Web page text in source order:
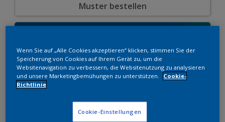
Muster bestellen
Produkteigenschaften
Produktcode NG606I
Verpackungseinheit 25 kg
RAL
Wenn Sie auf „Alle Cookies akzeptieren“ klicken, stimmen Sie der
Speicherung von Cookies auf Ihrem Gerät zu, um die
Websitenavigation zu verbessern, die Websitenutzung zu analysieren
und unsere Marketingbemühungen zu unterstützen.
Cookie-
Richtlinie
Cookie-Einstellungen